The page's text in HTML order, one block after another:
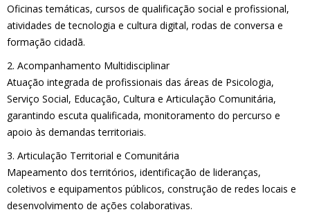
Oficinas temáticas, cursos de qualificação social e profissional,
atividades de tecnologia e cultura digital, rodas de conversa e
formação cidadã.
2. Acompanhamento Multidisciplinar
Atuação integrada de profissionais das áreas de Psicologia,
Serviço Social, Educação, Cultura e Articulação Comunitária,
garantindo escuta qualificada, monitoramento do percurso e
apoio às demandas territoriais.
3. Articulação Territorial e Comunitária
Mapeamento dos territórios, identificação de lideranças,
coletivos e equipamentos públicos, construção de redes locais e
desenvolvimento de ações colaborativas.